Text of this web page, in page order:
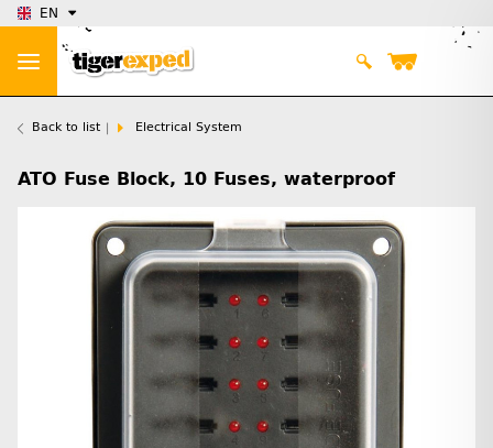
EN
Back to list Electrical System
ATO Fuse Block, 10 Fuses, waterproof